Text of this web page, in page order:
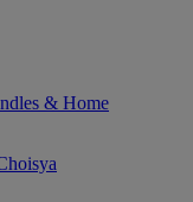
& Home